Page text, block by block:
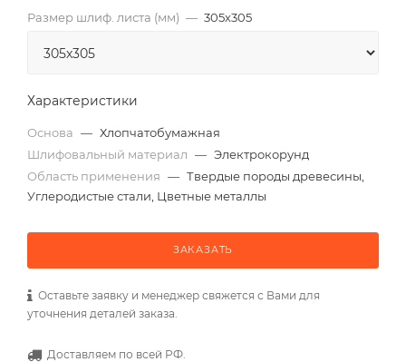
Размер шлиф. листа (мм) — 305х305
Характеристики
Основа — Хлопчатобумажная
Шлифовальный материал — Электрокорунд
Область применения — Твердые породы древесины,
Углеродистые стали, Цветные металлы
ЗАКАЗАТЬ
Оставьте заявку и менеджер свяжется с Вами для
уточнения деталей заказа.
Доставляем по всей РФ.